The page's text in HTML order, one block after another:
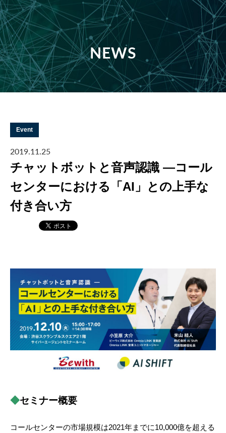
NEWS
Event
2019.11.25
チャットボットと音声認識 ―コール
センターにおける「AI」との上手な
付き合い方
◆セミナー概要
コールセンターの市場規模は2021年までに10,000億を超える